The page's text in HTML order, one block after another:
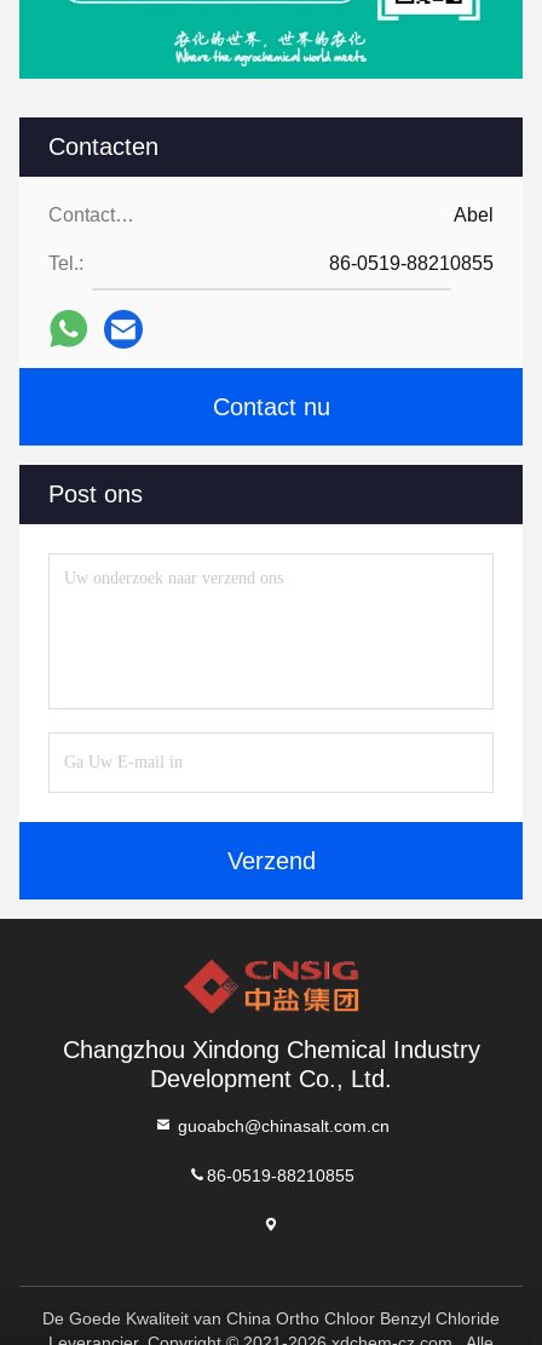
Contacten
Contacten: Abel
Tel.: 86-0519-88210855
Contact nu
Post ons
Verzend
Changzhou Xindong Chemical Industry
Development Co., Ltd.
guoabch@chinasalt.com.cn
86-0519-88210855
De Goede Kwaliteit van China Ortho Chloor Benzyl Chloride